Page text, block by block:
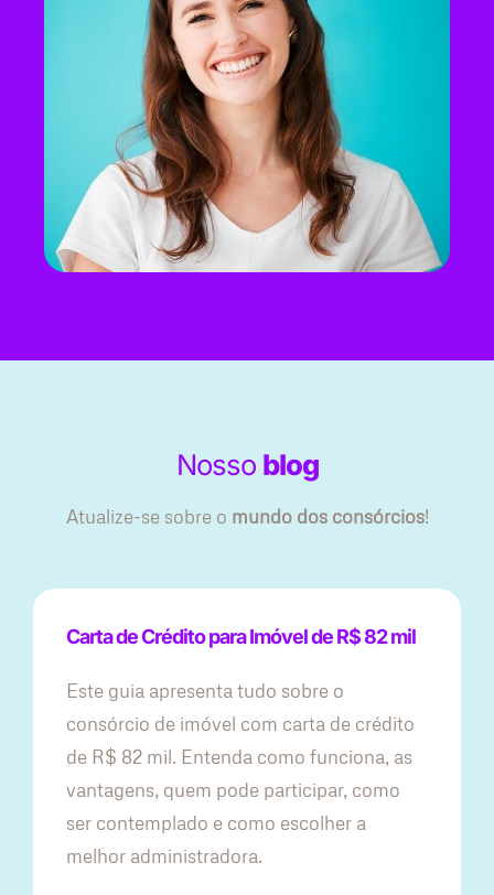
Nosso blog
Atualize-se sobre o mundo dos consórcios!
Carta de Crédito para Imóvel de R$ 82 mil
Este guia apresenta tudo sobre o
consórcio de imóvel com carta de crédito
de R$ 82 mil. Entenda como funciona, as
vantagens, quem pode participar, como
ser contemplado e como escolher a
melhor administradora.